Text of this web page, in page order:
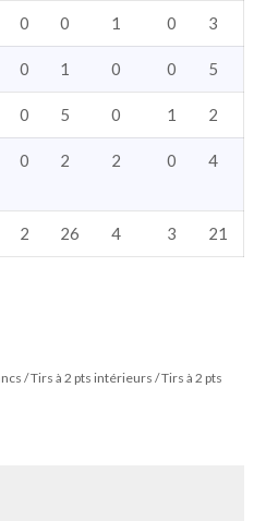
0 0 1 0 3
0 1 0 0 5
0 5 0 1 2
0 2 2 0 4
2 26 4 3 21
/ Tirs à 2 pts intérieurs / Tirs à 2 pts